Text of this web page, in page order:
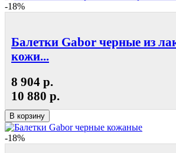
-18%
Балетки Gabor черные из
кожи...
8 904 р.
10 880 р.
В корзину
-18%